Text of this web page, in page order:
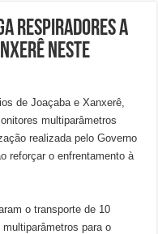
respiradores a
neste
de Joaçaba e Xanxerê,
multiparâmetros
realizada pelo Governo
reforçar o enfrentamento à
o transporte de 10
para o